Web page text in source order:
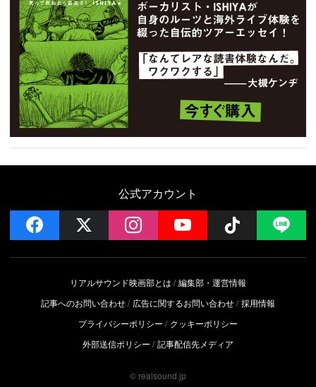
公式アカウント
facebook instagramYouTube Follow
リアルサウンド映画部とは
編集部・運営情報
記事へのお問い合わせ
広告に関するお問い合わせ 採用情報
プライバシーポリシー
クッキーポリシー
外部送信ポリシー
記事配信先メディア
© realsound.jp